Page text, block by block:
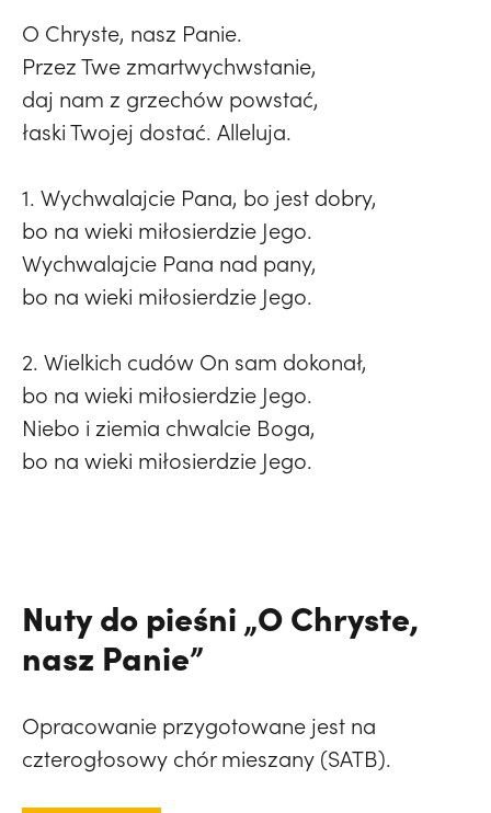
O Chryste, nasz Panie.
Przez Twe zmartwychwstanie,
daj nam z grzechów powstać,
łaski Twojej dostać. Alleluja.
1. Wychwalajcie Pana, bo jest dobry,
bo na wieki miłosierdzie Jego.
Wychwalajcie Pana nad pany,
bo na wieki miłosierdzie Jego.
2. Wielkich cudów On sam dokonał,
bo na wieki miłosierdzie Jego.
Niebo i ziemia chwalcie Boga,
bo na wieki miłosierdzie Jego.
Nuty do pieśni „O Chryste,
nasz Panie”
Opracowanie przygotowane jest na
czterogłosowy chór mieszany (SATB).